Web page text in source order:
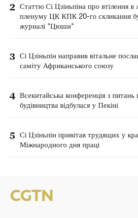
2 Статтю Сі Цзіньпіна про втілення
пленуму ЦК КПК 20-го скликання
журналі "Цюши"
3 Сі Цзіньпін направив вітальне
саміту Африканського союзу
4 Всекитайська конференція з питань
будівництва відбулася у Пекіні
5 Сі Цзіньпін привітав трудящих у
Міжнародного дня праці